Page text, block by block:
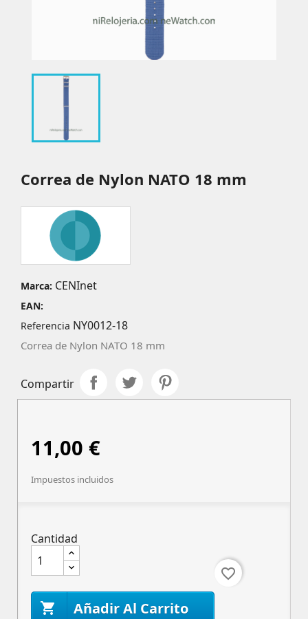
Correa de Nylon NATO 18 mm
Marca: CENInet
EAN:
Referencia NY0012-18
Correa de Nylon NATO 18 mm
Compartir
11,00 €
Impuestos incluidos
Cantidad
 Añadir Al Carrito
favorite_border